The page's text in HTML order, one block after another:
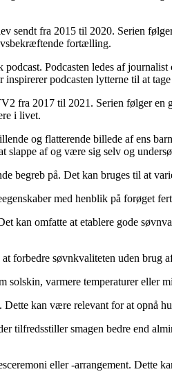
sendt fra 2015 til 2020. Serien
fortælling.
Podcasten ledes af
podcasten lytterne til at
fra 2017 til 2021. Serien følger en
i livet.
og flatterende billede af ens
af og være sig selv og
begreb på. Det kan bruges til at
med henblik på forøget
omfatte at etablere gode
forbedre søvnkvaliteten uden
varmere temperaturer
kan være relevant for at opnå
tilfredsstiller smagen bedre end
eller -arrangement. Dette